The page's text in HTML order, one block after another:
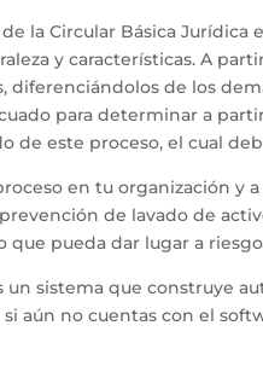
de la Circular Básica
y características. A
diferenciándolos de los
para determinar a
de este proceso, el cual
en tu organización y
de lavado de
que pueda dar lugar a
un sistema que construye
aún no cuentas con el